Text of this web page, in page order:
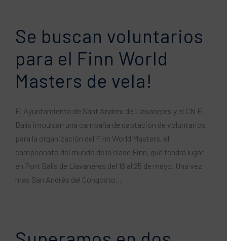
Se buscan voluntarios
para el Finn World
Masters de vela!
El Ayuntamiento de Sant Andreu de Llavaneres y el CN ​​El
Balís impulsan una campaña de captación de voluntarios
para la organización del Finn World Masters, el
campeonato del mundo de la clase Finn, que tendrá lugar
en Port Balís de Llavaneres del 18 al 25 de mayo. Una vez
más San Andrés del Congosto...